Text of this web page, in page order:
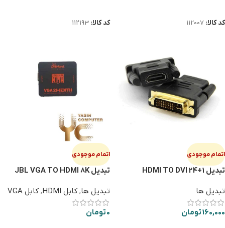
کد کالا: 112007
کد کالا: 112193
اتمام موجودی
تبدیل HDMI TO DVI 24+1
تبدیل ها
160,000تومان
اتمام موجودی
تبدیل JBL VGA TO HDMI 8K
تبدیل ها, کابل HDMI , کابل VGA
0تومان